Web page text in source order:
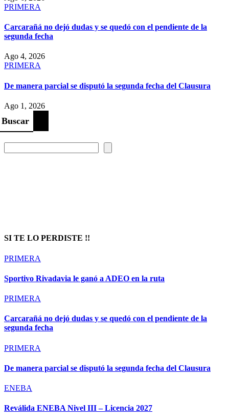
PRIMERA
Carcarañá no dejó dudas y se quedó con el pendiente de la
segunda fecha
Ago 4, 2026
PRIMERA
De manera parcial se disputó la segunda fecha del Clausura
Ago 1, 2026
Buscar
SI TE LO PERDISTE !!
PRIMERA
Sportivo Rivadavia le ganó a ADEO en la ruta
PRIMERA
Carcarañá no dejó dudas y se quedó con el pendiente de la
segunda fecha
PRIMERA
De manera parcial se disputó la segunda fecha del Clausura
ENEBA
Reválida ENEBA Nivel III – Licencia 2027